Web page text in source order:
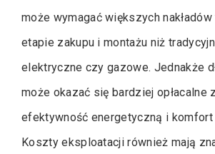
może wymagać większych
etapie zakupu i montażu niż
elektryczne czy gazowe. Jednakże
może okazać się bardziej opłacalne
efektywność energetyczną i komfort
Koszty eksploatacji również mają